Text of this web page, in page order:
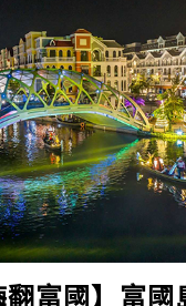
富國】富國